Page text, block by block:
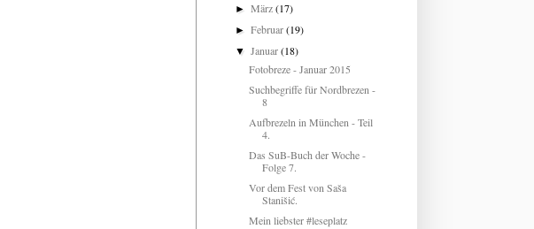
►März(17)
►Februar(19)
▼Januar(18)
Fotobreze - Januar 2015
Suchbegriffe für Nordbrezen -
8
Aufbrezeln in München - Teil
4.
Das SuB-Buch der Woche -
Folge 7.
Vor dem Fest von Saša
Stanišić.
Mein liebster #leseplatz